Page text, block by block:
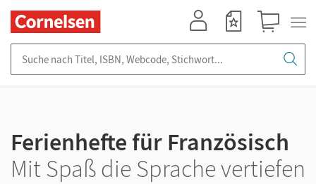
Ferienhefte für Französisch
Mit Spaß die Sprache vertiefen